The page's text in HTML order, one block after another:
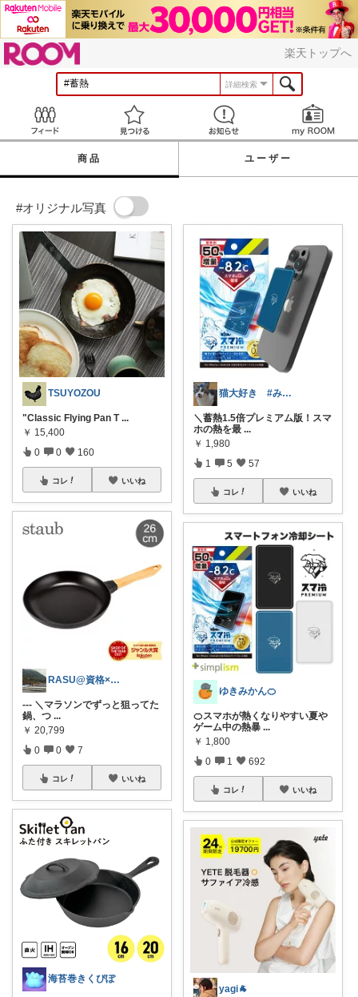
楽天トップへ
詳細検索
見つける お知らせ
商品 ユーザー
#オリジナル写真
TSUYOZOU
"Classic Flying Pan T ...
￥ 15,400
0 0 160
コレ いいね
RASU@資格×日常に役立ち情報
--- ＼マラソンでずっと狙ってた
鍋、つ ...
￥ 20,799
0 0 7
コレ いいね
海苔巻きくぴぽ
猫大好き #みなさんのお気持ちに感謝
＼蓄熱1.5倍プレミアム版！スマ
ホの熱を最 ...
￥ 1,980
1 5 57
コレ いいね
ゆきみかん🍊
🍊スマホが熱くなりやすい夏や
ゲーム中の熱暴 ...
￥ 1,800
0 1 692
コレ いいね
yagi🐐